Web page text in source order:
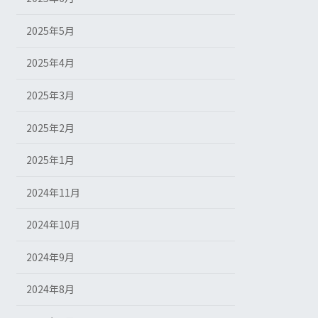
2025年5月
2025年4月
2025年3月
2025年2月
2025年1月
2024年11月
2024年10月
2024年9月
2024年8月